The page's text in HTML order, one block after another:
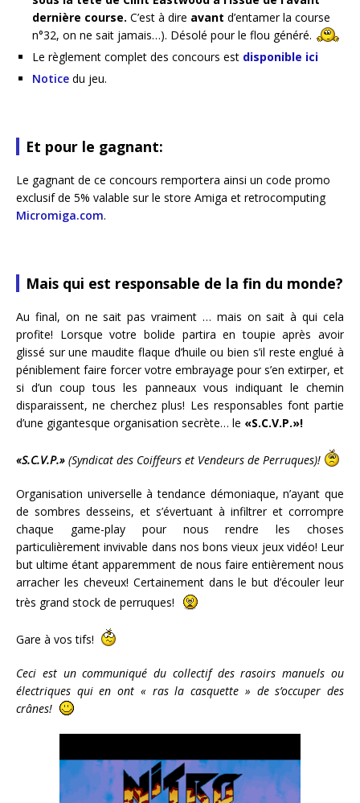
dernière course. C’est à dire avant d’entamer la course
n°32, on ne sait jamais…). Désolé pour le flou généré.
Le règlement complet des concours est disponible ici
Notice du jeu.
Et pour le gagnant:
Le gagnant de ce concours remportera ainsi un code promo
exclusif de 5% valable sur le store Amiga et retrocomputing
Micromiga.com.
Mais qui est responsable de la fin du monde?
Au final, on ne sait pas vraiment … mais on sait à qui cela
profite! Lorsque votre bolide partira en toupie après avoir
glissé sur une maudite flaque d’huile ou bien s’il reste englué à
péniblement faire forcer votre embrayage pour s’en extirper, et
si d’un coup tous les panneaux vous indiquant le chemin
disparaissent, ne cherchez plus! Les responsables font partie
d’une gigantesque organisation secrète… le «S.C.V.P.»!
«S.C.V.P.» (Syndicat des Coiffeurs et Vendeurs de Perruques)!
Organisation universelle à tendance démoniaque, n’ayant que
de sombres desseins, et s’évertuant à infiltrer et corrompre
chaque game-play pour nous rendre les choses
particulièrement invivable dans nos bons vieux jeux vidéo! Leur
but ultime étant apparemment de nous faire entièrement nous
arracher les cheveux! Certainement dans le but d’écouler leur
très grand stock de perruques!
Gare à vos tifs!
Ceci est un communiqué du collectif des rasoirs manuels ou
électriques qui en ont « ras la casquette » de s’occuper des
crânes!